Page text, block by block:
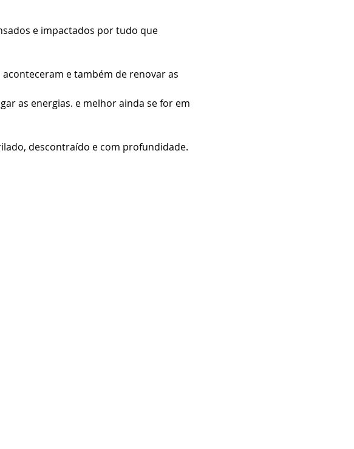
e impactados por tudo que
e também de renovar as
as energias. e melhor ainda se for em
descontraído e com profundidade.